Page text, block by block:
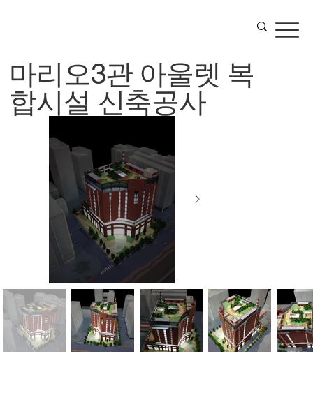
마리오3관 아울렛 복
합시설 신축공사